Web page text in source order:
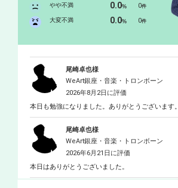
やや不満 0.0% 0件
大変不満 0.0% 0件
尾崎卓也様
WeArt銀座・音楽・トロンボーン
2026年8月2日に評価
本日も勉強になりました。ありがとうございます。
尾崎卓也様
WeArt銀座・音楽・トロンボーン
2026年6月21日に評価
本日はありがとうございました。